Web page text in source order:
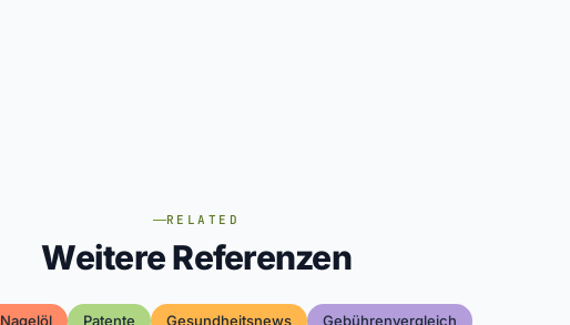
RELATED
Weitere Referenzen
Nagelöl Patente Gesundheitsnews Gebührenvergleich